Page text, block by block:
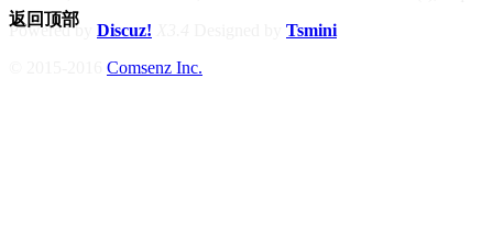
Powered by Discuz!
Tsmini
Comsenz Inc.
返回顶部